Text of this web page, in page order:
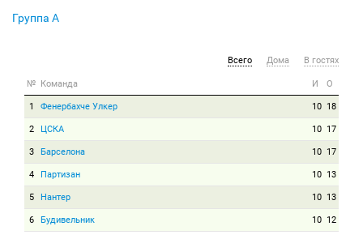
Группа A
Всего Дома В гостях
№ Команда И О
1 Фенербахче Улкер 10 18
2 ЦСКА 10 17
3 Барселона 10 17
4 Партизан 10 13
5 Нантер 10 13
6 Будивельник 10 12